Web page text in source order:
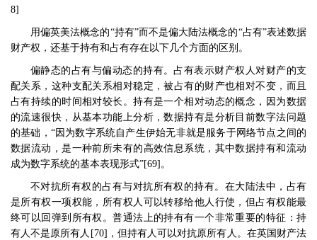
8]
用偏英美法概念的“持有”而不是偏大陆法概念的“占有”表述数据
财产权，还基于持有和占有存在以下几个方面的区别。
偏静态的占有与偏动态的持有。占有表示财产权人对财产的支
配关系，这种支配关系相对稳定，被占有的财产也相对不变，而且
占有持续的时间相对较长。持有是一个相对动态的概念，因为数据
的流速很快，从基本功能上分析，数据持有是分析目前数字法问题
的基础， “因为数字系统自产生伊始无非就是服务于网络节点之间的
数据流动，是一种前所未有的高效信息系统，其中数据持有和流动
成为数字系统的基本表现形式”[69] 。
不对抗所有权的占有与对抗所有权的持有。在大陆法中，占有
是所有权一项权能，所有权人可以转移给他人行使，但占有权能最
终可以回弹到所有权。普通法上的持有有一个非常重要的特征：持
有人不是原所有人 [70] ，但持有人可以对抗原所有人。在英国财产法